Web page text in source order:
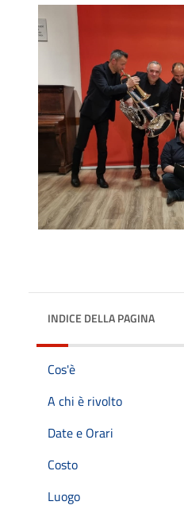
INDICE DELLA PAGINA
Cos'è
A chi è rivolto
Date e Orari
Costo
Luogo